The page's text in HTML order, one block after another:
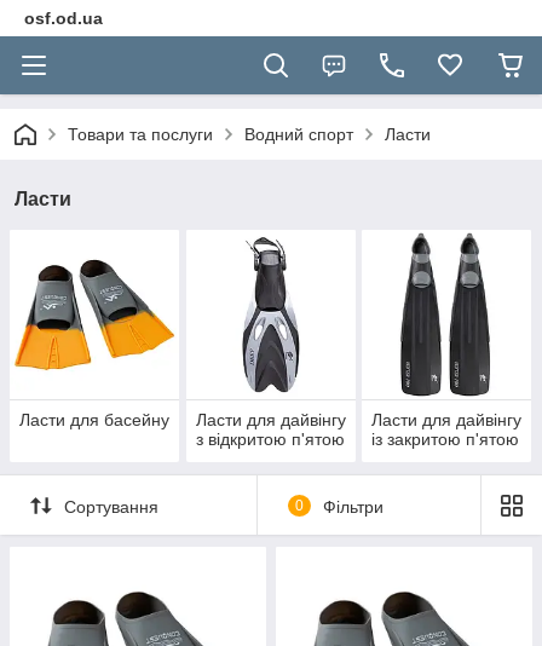
osf.od.ua
Товари та послуги Водний спорт Ласти
Ласти
Ласти для басейну
Ласти для дайвінгу
з відкритою п'ятою
Ласти для дайвінгу
із закритою п'ятою
Сортування 0 Фільтри